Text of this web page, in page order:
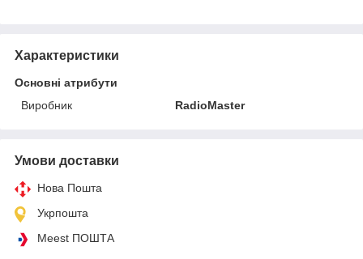
Характеристики
Основні атрибути
Виробник
RadioMaster
Умови доставки
Нова Пошта
Укрпошта
Meest ПОШТА